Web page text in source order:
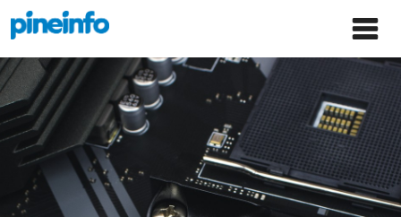
콘텐츠로
건너뛰기
Main
Menu
파인인포 홈으로 이동